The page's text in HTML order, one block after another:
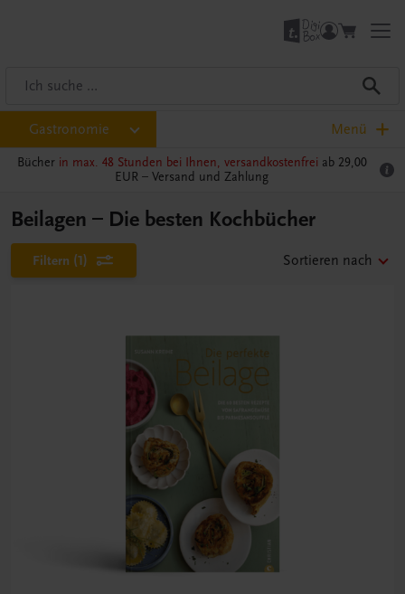
Gastronomie Menü
Bücher in max. 48 Stunden bei Ihnen, versandkostenfrei ab 29,00
EUR – Versand und Zahlung
Beilagen – Die besten Kochbücher
Filtern (1) Sortieren nach